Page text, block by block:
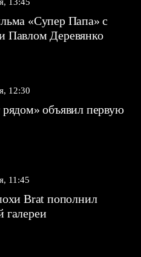
«Супер Папа» с
Павлом Деревянко
12:30
объявил первую
11:45
Brat пополнил
галереи